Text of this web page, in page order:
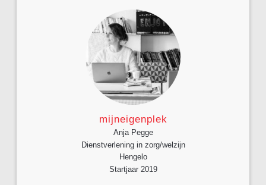
mijneigenplek
Anja Pegge
Dienstverlening in zorg/welzijn
Hengelo
Startjaar 2019